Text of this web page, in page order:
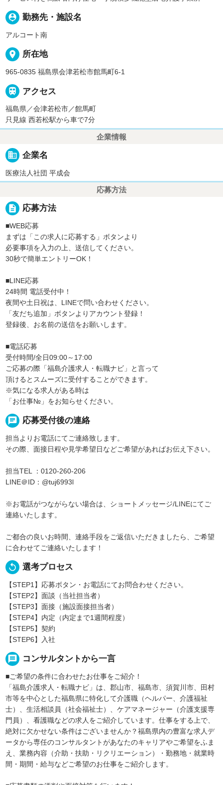
person_pin 勤務先・施設名
アルコート南
place 所在地
965-0835 福島県会津若松市館馬町6-1
 アクセス
福島県／会津若松市／館馬町
只見線 西若松駅から車で7分
企業情報
business 企業名
医療法人社団 平成会
応募方法
description 応募方法
■WEB応募
まずは「この求人に応募する」ボタンより
必要事項を入力の上、送信してください。
30秒で簡単エントリーOK！
■LINE応募
24時間 電話受付中！
夜間や土日祝は、LINEで問い合わせください。
「友だち追加」ボタンよりアカウント登録！
登録後、お名前の送信をお願いします。
■電話応募
受付時間/全日09:00～17:00
ご応募の際「福島介護求人・転職ナビ」と言って
頂けるとスムーズに受付することができます。
※気になる求人がある時は
「お仕事№」をお知らせください。
chat 応募受付後の連絡
担当よりお電話にてご連絡致します。
その際、面接日程や見学希望日などご希望があればお伝え下さい。
担当TEL ：0120-260-206
LINE＠ID：@tuj6993l
※お電話がつながらない場合は、ショートメッセージ/LINEにてご
連絡いたします。
ご都合の良いお時間、連絡手段をご返信いただきましたら、ご希望
に合わせてご連絡いたします！
replay 選考プロセス
【STEP1】応募ボタン・お電話にてお問合わせください。
【STEP2】面談（当社担当者）
【STEP3】面接（施設面接担当者）
【STEP4】内定（内定まで1週間程度）
【STEP5】契約
【STEP6】入社
message コンサルタントから一言
■ご希望の条件に合わせたお仕事をご紹介！
「福島介護求人・転職ナビ」は、郡山市、福島市、須賀川市、田村
市等を中心とした福島県に特化して介護職（ヘルパー、介護福祉
士）、生活相談員（社会福祉士）、ケアマネージャー（介護支援専
門員）、看護職などの求人をご紹介しています。仕事をする上で、
絶対に欠かせない条件はございませんか？福島県内の豊富な求人デ
ータから専任のコンサルタントがあなたのキャリアやご希望をふま
え、業務内容（介助・扶助・リクリエーション）・勤務地・就業時
間・期間・給与などご希望のお仕事をご紹介します。